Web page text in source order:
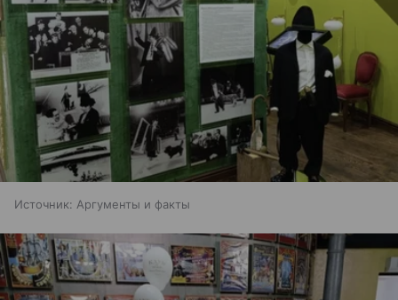
Источник: Аргументы и факты